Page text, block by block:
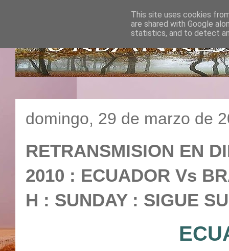
domingo, 29 de marzo de
RETRANSMISION EN
2010 : ECUADOR Vs
H : SUNDAY : SIGUE
This site uses cookies
are shared with Google
statistics, and to detect